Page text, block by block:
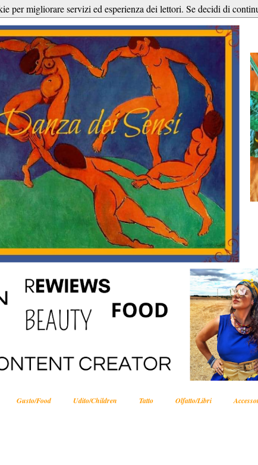
Gusto/Food Udito/Children Tatto Olfatto/Libri
per migliorare servizi ed esperienza dei lettori. Se decidi di